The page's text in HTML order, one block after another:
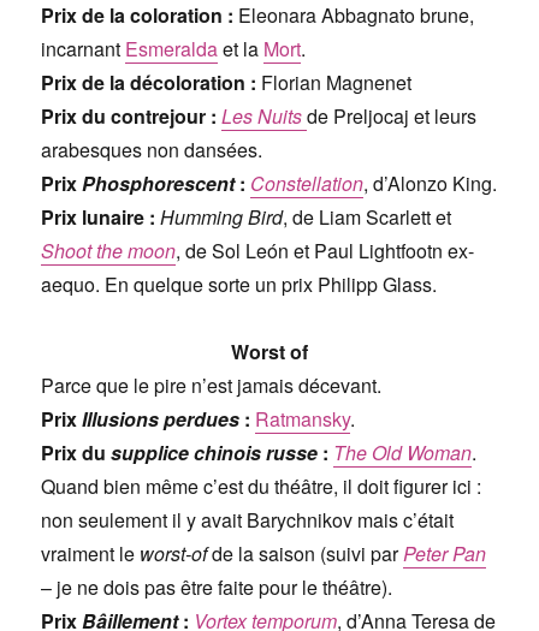
Prix de la coloration : Eleonara Abbagnato brune,
incarnant Esmeraldaet la Mort.
Prix de la décoloration : Florian Magnenet
Prix du contrejour : Les Nuitsde Preljocaj et leurs
arabesques non dansées.
PrixPhosphorescent: Constellation, d’Alonzo King.
Prix lunaire : Humming Bird, de Liam Scarlett et
Shoot the moon, de Sol León et Paul Lightfootn ex-
aequo. En quelque sorte un prix Philipp Glass.
Worst of
Parce que le pire n’est jamais décevant.
PrixIllusions perdues : Ratmansky.
Prix dusupplice chinois russe : The Old Woman.
Quand bien même c’est du théâtre, il doit figurer ici :
non seulement il y avait Barychnikov mais c’était
vraiment le worst-ofde la saison (suivi parPeter Pan
– je ne dois pas être faite pour le théâtre).
PrixBâillement: Vortex temporum, d’Anna Teresa de